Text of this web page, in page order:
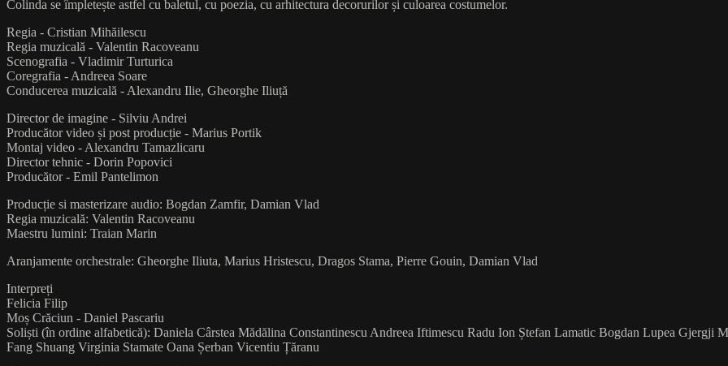
Colinda se împletește astfel cu baletul, cu poezia, cu arhitectura decorurilor și culoarea costumelor.
Regia - Cristian Mihăilescu
Regia muzicală - Valentin Racoveanu
Scenografia - Vladimir Turturica
Coregrafia - Andreea Soare
Conducerea muzicală - Alexandru Ilie, Gheorghe Iliuță
Director de imagine - Silviu Andrei
Producător video și post producție - Marius Portik
Montaj video - Alexandru Tamazlicaru
Director tehnic - Dorin Popovici
Producător - Emil Pantelimon
Producție si masterizare audio: Bogdan Zamfir, Damian Vlad
Regia muzicală: Valentin Racoveanu
Maestru lumini: Traian Marin
Aranjamente orchestrale: Gheorghe Iliuta, Marius Hristescu, Dragos Stama, Pierre Gouin, Damian Vlad
Interpreți
Felicia Filip
Moș Crăciun - Daniel Pascariu
Soliști (în ordine alfabetică): Daniela Cârstea Mădălina Constantinescu Andreea Iftimescu Radu Ion Ștefan Lamatic Bogdan Lupea Gjergji
Fang Shuang Virginia Stamate Oana Șerban Vicentiu Țăranu